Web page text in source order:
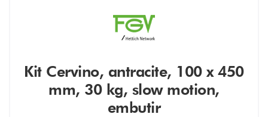
Kit Cervino, antracite, 100 x 450
mm, 30 kg, slow motion,
embutir